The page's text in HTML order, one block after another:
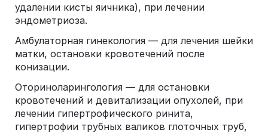
удалении кисты яичника), при лечении
эндометриоза.
Амбулаторная гинекология — для лечения шейки
матки, остановки кровотечений после
конизации.
Оториноларингология — для остановки
кровотечений и девитализации опухолей, при
лечении гипертрофического ринита,
гипертрофии трубных валиков глоточных труб,